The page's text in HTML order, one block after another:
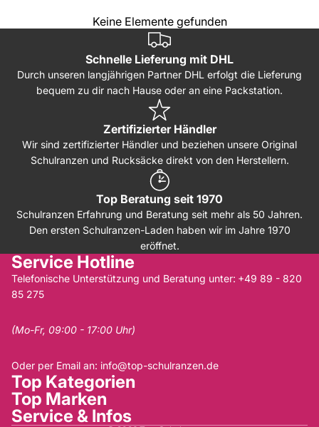
Keine Elemente gefunden
Schnelle Lieferung mit DHL
Durch unseren langjährigen Partner DHL erfolgt die Lieferung
bequem zu dir nach Hause oder an eine Packstation.
Zertifizierter Händler
Wir sind zertifizierter Händler und beziehen unsere Original
Schulranzen und Rucksäcke direkt von den Herstellern.
Top Beratung seit 1970
Schulranzen Erfahrung und Beratung seit mehr als 50 Jahren.
Den ersten Schulranzen-Laden haben wir im Jahre 1970
eröffnet.
Service Hotline
Telefonische Unterstützung und Beratung unter: +49 89 - 820
85 275
(Mo-Fr, 09:00 - 17:00 Uhr)
Oder per Email an: info@top-schulranzen.de
Top Kategorien
Top Marken
Service & Infos